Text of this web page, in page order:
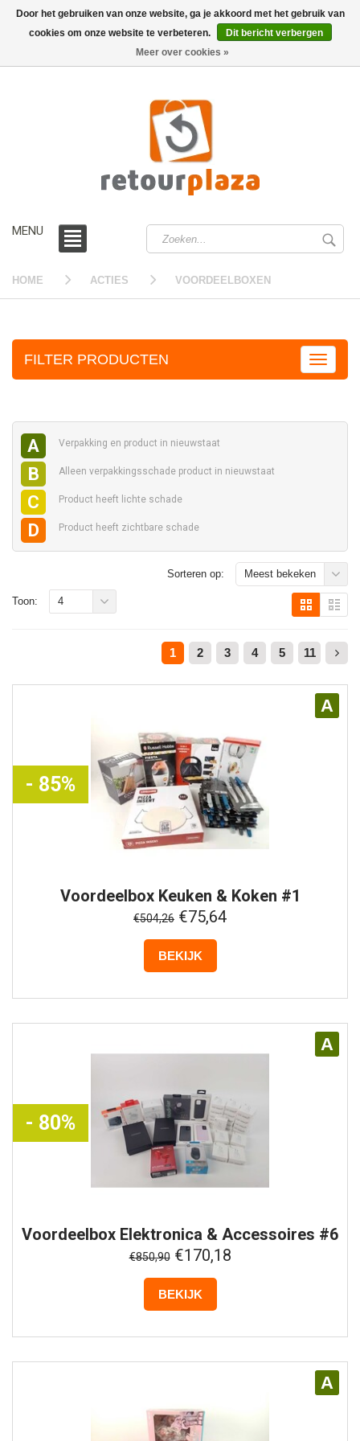
MENU
HOME ACTIES VOORDEELBOXEN
FILTER PRODUCTEN
A Verpakking en product in nieuwstaat
B Alleen verpakkingsschade product in nieuwstaat
C Product heeft lichte schade
D Product heeft zichtbare schade
Sorteren op: Meest bekeken
1 2 3 4 5 11
Toon: 4
A
- 85%
VoordeelboxKeuken & Koken #1
€504,26 €75,64
BEKIJK
A
- 80%
Voordeelbox Elektronica & Accessoires #6
€850,90€170,18
BEKIJK
A
Door het gebruiken van onze website, ga je akkoord met het gebruik van
cookies om onze website te verbeteren.
Dit bericht verbergen
Meer over cookies »